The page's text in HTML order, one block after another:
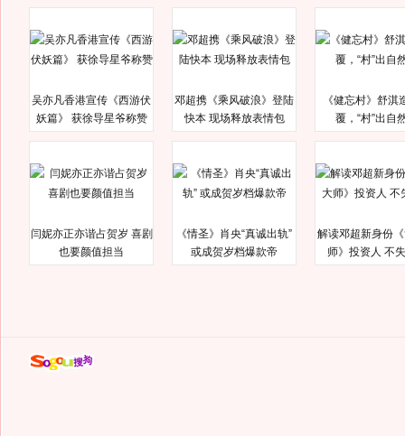
吴亦凡香港宣传《西游伏
妖篇》 获徐导星爷称赞
邓超携《乘风破浪》登陆
快本 现场释放表情包
《健忘村》舒淇
覆，“村”出自
闫妮亦正亦谐占贺岁 喜剧
也要颜值担当
《情圣》肖央“真诚出轨”
或成贺岁档爆款帝
解读邓超新身份
师》投资人 不